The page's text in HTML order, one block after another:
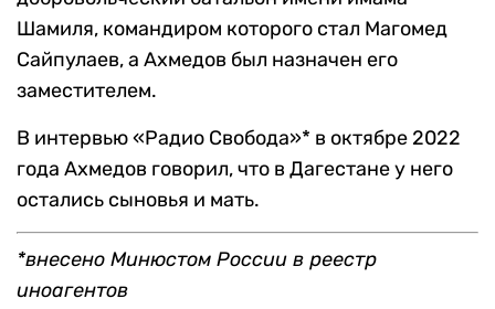
Шамиля, командиром которого стал Магомед
Сайпулаев, а Ахмедов был назначен его
заместителем.
В интервью «Радио Свобода»* в октябре 2022
года Ахмедов говорил, что в Дагестане у него
остались сыновья и мать.
*внесено Минюстом России в реестр
иноагентов